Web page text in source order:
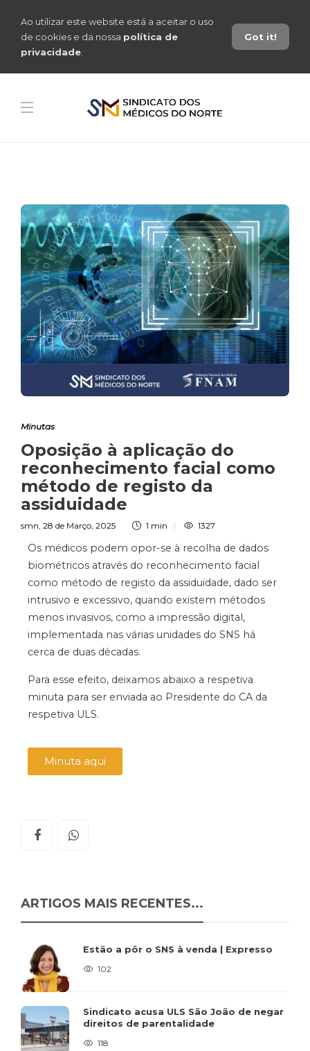
Ao utilizar este website está a aceitar o uso
de cookies e da nossa política de
privacidade
Got it!
Minutas
Oposição à aplicação do
reconhecimento facial como
método de registo da
assiduidade
smn 28 de Março, 2025 1 min 1327
Os médicos podem opor-se à recolha de dados
biométricos através do reconhecimento facial
como método de registo da assiduidade, dado ser
intrusivo e excessivo, quando existem métodos
menos invasivos, como a impressão digital,
implementada nas várias unidades do SNS há
cerca de duas décadas.
Para esse efeito, deixamos abaixo a respetiva
minuta para ser enviada ao Presidente do CA da
respetiva ULS.
Minuta aqui
ARTIGOS MAIS RECENTES...
Estão a pôr o SNS à venda | Expresso
102
Sindicato acusa ULS São João de negar
direitos de parentalidade
118